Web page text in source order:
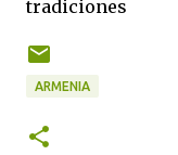
tradiciones
ARMENIA